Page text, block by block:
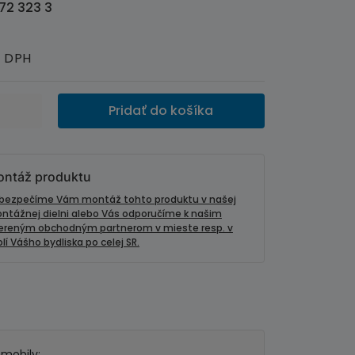
323 3
DPH
Pridať do košíka
produktu
Vám montáž tohto produktu v našej
dielni alebo Vás odporučíme k našim
obchodným partnerom v mieste resp. v
Vášho bydliska po celej SR.